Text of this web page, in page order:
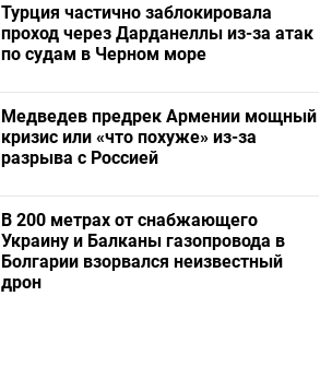
Турция частично заблокировала
проход через Дарданеллы из-за атак
по судам в Черном море
Медведев предрек Армении мощный
кризис или «что похуже» из-за
разрыва с Россией
В 200 метрах от снабжающего
Украину и Балканы газопровода в
Болгарии взорвался неизвестный
дрон